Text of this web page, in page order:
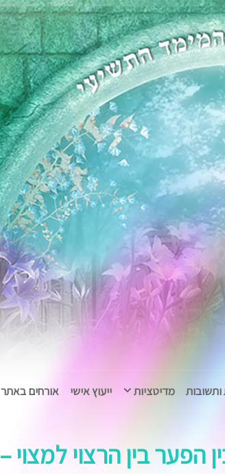
מדיטציות ייעוץ אישי אורחים באתר
הרצוי למצוי – 28.12.2022